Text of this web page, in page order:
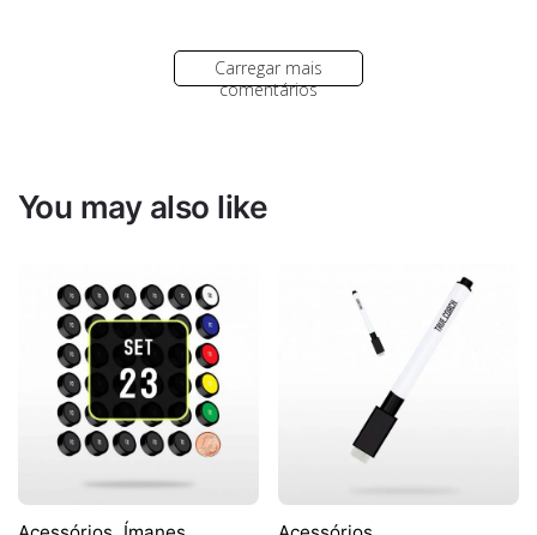
Carregar mais
comentários
You may also like